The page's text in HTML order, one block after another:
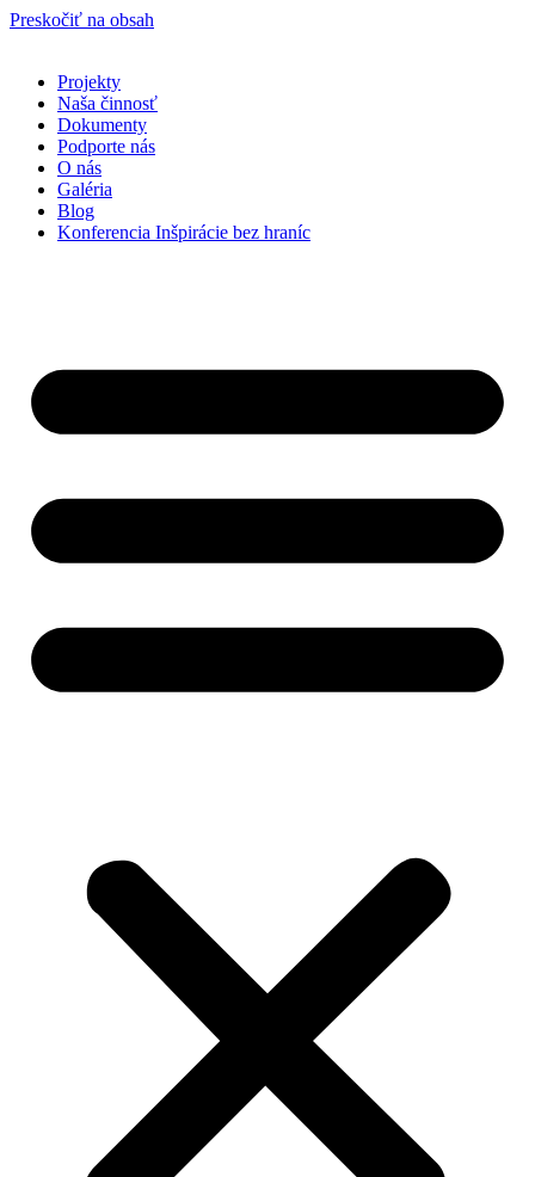
Preskočiť na obsah
Projekty
Naša činnosť
Dokumenty
Podporte nás
O nás
Galéria
Blog
Konferencia Inšpirácie bez hraníc